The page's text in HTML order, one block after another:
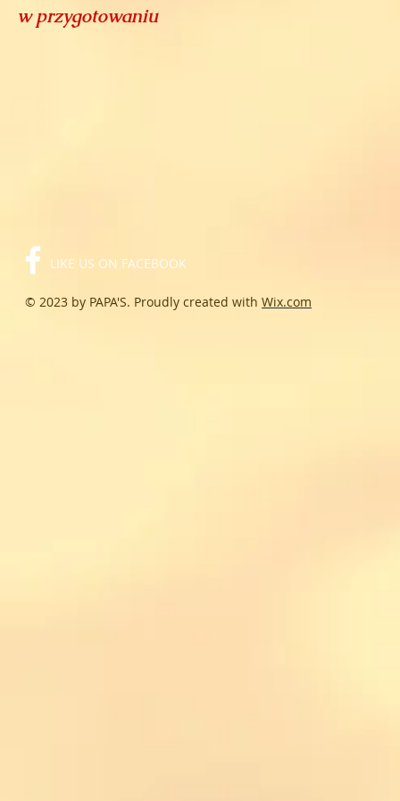
w przygotowaniu
LIKE US ON FACEBOOK
© 2023 by PAPA'S. Proudly created with Wix.com